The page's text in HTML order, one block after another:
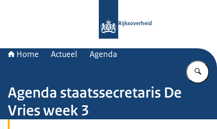
Rijksoverheid
Home Actueel Agenda
Agenda staatssecretaris De
Vries week 3